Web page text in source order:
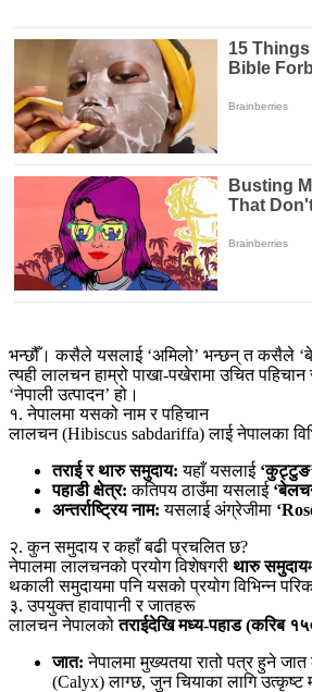
भन्छौँ। कसैले यसलाई ‘अमिलो’ भन्छन् त कसैले
त्यही लालचन हाम्रो पाखा-पखेरामा उचित
‘नेपाली उत्पादन’ हो।
१. नेपालमा यसको नाम र पहिचान
लालचन (Hibiscus sabdariffa) लाई नेपालका
तराई र थारु समुदाय: यहाँ यसलाई
पहाडी क्षेत्र: कतिपय ठाउँमा यसलाई
अन्तर्राष्ट्रिय नाम: यसलाई अंग्रेजीमा
२. कुन समुदाय र कहाँ बढी प्रचलित छ?
नेपालमा लालचनको प्रयोग विशेषगरी थारु समुदाय
थकाली समुदायमा पनि यसको प्रयोग विभिन्न
३. उपयुक्त हावापानी र जातहरू
लालचन नेपालकोतराईदेखि मध्य-पहाड (करिब
जात: नेपालमा मुख्यतया रातो पत्र हुने
(Calyx) लाग्छ, जुन चियाका लागि उत्कृष्ट